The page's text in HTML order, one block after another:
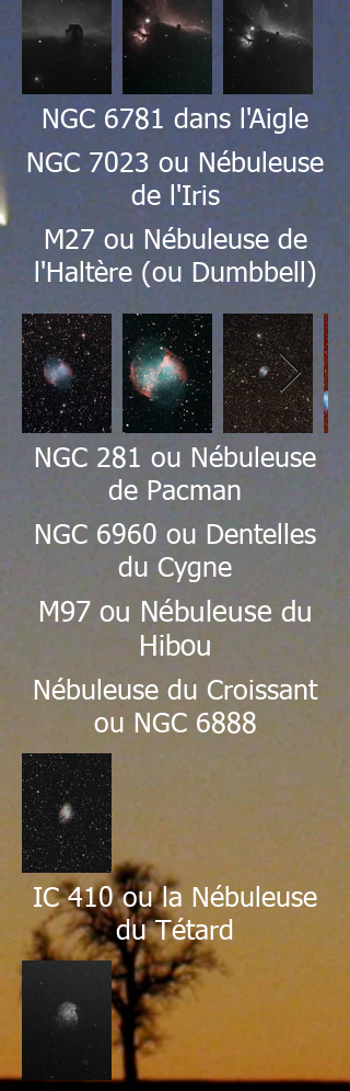
NGC 6781 dans l'Aigle
NGC 7023 ou Nébuleuse
de l'Iris
M27 ou Nébuleuse de
l'Haltère (ou Dumbbell)
NGC 281 ou Nébuleuse
de Pacman
NGC 6960 ou Dentelles
du Cygne
M97 ou Nébuleuse du
Hibou
Nébuleuse du Croissant
ou NGC 6888
IC 410 ou la Nébuleuse
du Tétard